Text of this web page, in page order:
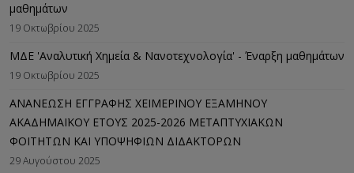
μαθημάτων
19 Οκτωβρίου 2025
ΜΔΕ 'Αναλυτική Χημεία & Νανοτεχνολογία' - Έναρξη μαθημάτων
19 Οκτωβρίου 2025
ΑΝΑΝΕΩΣΗ ΕΓΓΡΑΦΗΣ ΧΕΙΜΕΡΙΝΟΥ ΕΞΑΜΗΝΟΥ
ΑΚΑΔΗΜΑΪΚΟΥ ΕΤΟΥΣ 2025-2026 ΜΕΤΑΠΤΥΧΙΑΚΩΝ
ΦΟΙΤΗΤΩΝ ΚΑΙ ΥΠΟΨΗΦΙΩΝ ΔΙΔΑΚΤΟΡΩΝ
29 Αυγούστου 2025